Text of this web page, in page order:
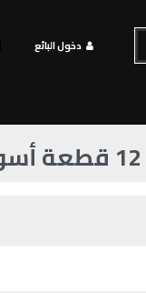
دخول البائع